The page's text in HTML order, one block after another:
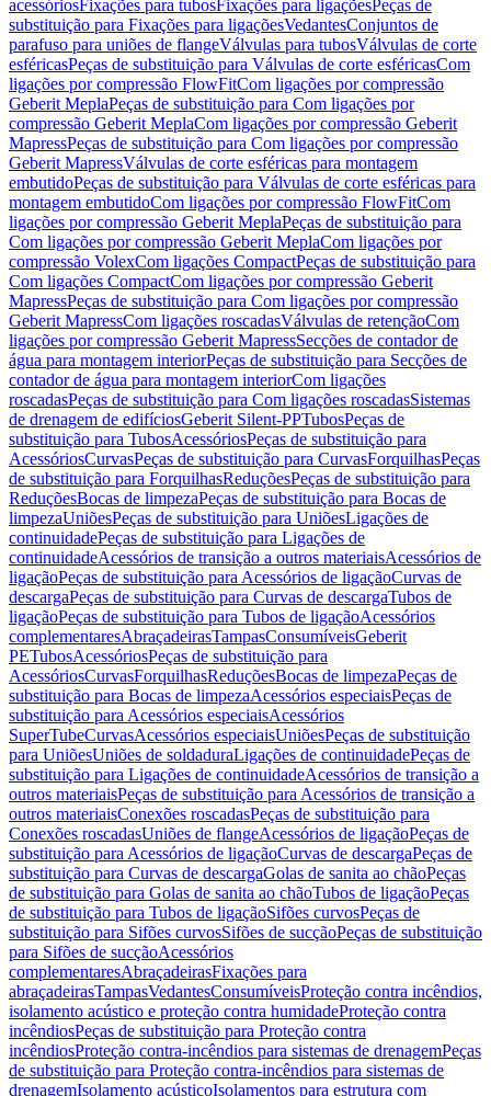
acessóriosFixações para tubosFixações para ligaçõesPeças de
substituição para Fixações para ligaçõesVedantesConjuntos de
parafuso para uniões de flangeVálvulas para tubosVálvulas de corte
esféricasPeças de substituição para Válvulas de corte esféricasCom
ligações por compressão FlowFitCom ligações por compressão
Geberit MeplaPeças de substituição para Com ligações por
compressão Geberit MeplaCom ligações por compressão Geberit
MapressPeças de substituição para Com ligações por compressão
Geberit MapressVálvulas de corte esféricas para montagem
embutidoPeças de substituição para Válvulas de corte esféricas para
montagem embutidoCom ligações por compressão FlowFitCom
ligações por compressão Geberit MeplaPeças de substituição para
Com ligações por compressão Geberit MeplaCom ligações por
compressão VolexCom ligações CompactPeças de substituição para
Com ligações CompactCom ligações por compressão Geberit
MapressPeças de substituição para Com ligações por compressão
Geberit MapressCom ligações roscadasVálvulas de retençãoCom
ligações por compressão Geberit MapressSecções de contador de
água para montagem interiorPeças de substituição para Secções de
contador de água para montagem interiorCom ligações
roscadasPeças de substituição para Com ligações roscadasSistemas
de drenagem de edifíciosGeberit Silent-PPTubosPeças de
substituição para TubosAcessóriosPeças de substituição para
AcessóriosCurvasPeças de substituição para CurvasForquilhasPeças
de substituição para ForquilhasReduçõesPeças de substituição para
ReduçõesBocas de limpezaPeças de substituição para Bocas de
limpezaUniõesPeças de substituição para UniõesLigações de
continuidadePeças de substituição para Ligações de
continuidadeAcessórios de transição a outros materiaisAcessórios de
ligaçãoPeças de substituição para Acessórios de ligaçãoCurvas de
descargaPeças de substituição para Curvas de descargaTubos de
ligaçãoPeças de substituição para Tubos de ligaçãoAcessórios
complementaresAbraçadeirasTampasConsumíveisGeberit
PETubosAcessóriosPeças de substituição para
AcessóriosCurvasForquilhasReduçõesBocas de limpezaPeças de
substituição para Bocas de limpezaAcessórios especiaisPeças de
substituição para Acessórios especiaisAcessórios
SuperTubeCurvasAcessórios especiaisUniõesPeças de substituição
para UniõesUniões de soldaduraLigações de continuidadePeças de
substituição para Ligações de continuidadeAcessórios de transição a
outros materiaisPeças de substituição para Acessórios de transição a
outros materiaisConexões roscadasPeças de substituição para
Conexões roscadasUniões de flangeAcessórios de ligaçãoPeças de
substituição para Acessórios de ligaçãoCurvas de descargaPeças de
substituição para Curvas de descargaGolas de sanita ao chãoPeças
de substituição para Golas de sanita ao chãoTubos de ligaçãoPeças
de substituição para Tubos de ligaçãoSifões curvosPeças de
substituição para Sifões curvosSifões de sucçãoPeças de substituição
para Sifões de sucçãoAcessórios
complementaresAbraçadeirasFixações para
abraçadeirasTampasVedantesConsumíveisProteção contra incêndios,
isolamento acústico e proteção contra humidadeProteção contra
incêndiosPeças de substituição para Proteção contra
incêndiosProteção contra-incêndios para sistemas de drenagemPeças
de substituição para Proteção contra-incêndios para sistemas de
drenagemIsolamento acústicoIsolamentos para estrutura com